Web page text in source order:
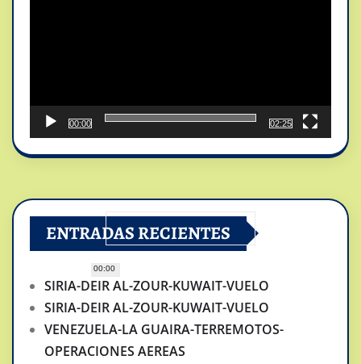
00:00
00:00
02:25
ENTRADAS RECIENTES
SIRIA-DEIR AL-ZOUR-KUWAIT-VUELO
SIRIA-DEIR AL-ZOUR-KUWAIT-VUELO
VENEZUELA-LA GUAIRA-TERREMOTOS-
OPERACIONES AEREAS